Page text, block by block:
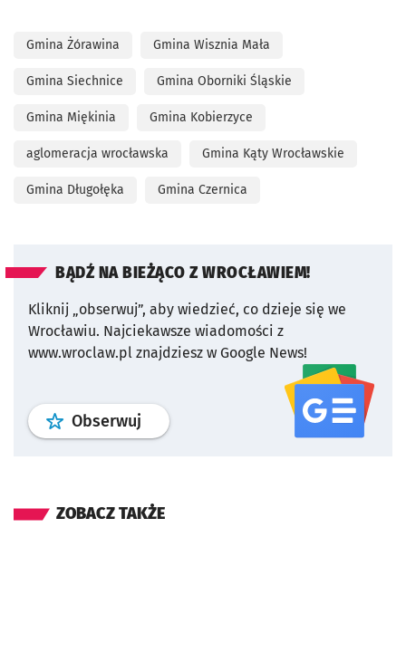
Gmina Żórawina Gmina Wisznia Mała
Gmina Siechnice Gmina Oborniki Śląskie
Gmina Miękinia Gmina Kobierzyce
aglomeracja wrocławska Gmina Kąty Wrocławskie
Gmina Długołęka Gmina Czernica
BĄDŹ NA BIEŻĄCO Z WROCŁAWIEM!
Kliknij „obserwuj”, aby wiedzieć, co dzieje się we
Wrocławiu. Najciekawsze wiadomości z
www.wroclaw.pl znajdziesz w Google News!
Obserwuj profil serwisu
ZOBACZ TAKŻE